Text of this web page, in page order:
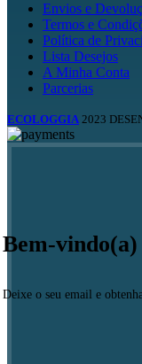
Envios e
Termos e
Política de
Lista Desejos
A Minha Conta
Parcerias
ECOLOGGIA 2023
Bem-
Deixe o seu email e